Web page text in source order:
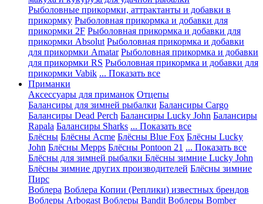
Рыболовные прикормки, аттрактанты и добавки в
прикормку Рыболовная прикормка и добавки для
прикормки 2F Рыболовная прикормка и добавки для
прикормки Absolut Рыболовная прикормка и добавки
для прикормки Amatar Рыболовная прикормка и добавки
для прикормки RS Рыболовная прикормка и добавки для
прикормки Vabik ... Показать все
Приманки
Аксессуары для приманок Отцепы
Балансиры для зимней рыбалки Балансиры Cargo
Балансиры Dead Perch Балансиры Lucky John Балансиры
Rapala Балансиры Sharks ... Показать все
Блёсны Блёсны Acme Блёсны Blue Fox Блёсны Lucky
John Блёсны Mepps Блёсны Pontoon 21 ... Показать все
Блёсны для зимней рыбалки Блёсны зимние Lucky John
Блёсны зимние других производителей Блёсны зимние
Пирс
Воблера Воблера Копии (Реплики) известных брендов
Воблеры Arbogast Воблеры Bandit Воблеры Bomber